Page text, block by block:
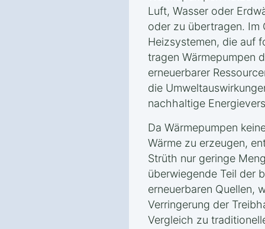
Luft, Wasser oder
oder zu übertragen. Im
Heizsystemen, die auf
tragen Wärmepumpen
erneuerbarer
die
nachhaltige
Da Wärmepumpen
Wärme zu erzeugen,
Strüth nur geringe
überwiegende Teil der
erneuerbaren Quellen,
Verringerung der
Vergleich zu